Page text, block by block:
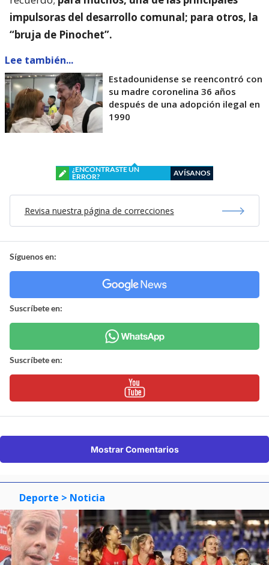
impulsoras del desarrollo comunal; para otros, la
“bruja de Pinochet”.
Lee también...
Estadounidense se reencontró con
su madre coronelina 36 años
después de una adopción ilegal en
1990
¿ENCONTRASTE UN
ERROR?
AVÍSANOS
Revisa nuestra página de correcciones
Síguenos en:
Suscríbete en:
Suscríbete en:
Mostrar Comentarios
Deporte > Noticia